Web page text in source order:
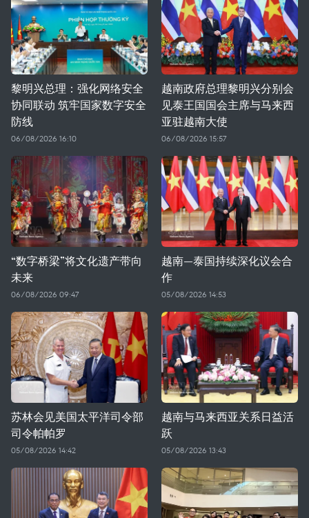
黎明兴总理：强化网络安全
协同联动 筑牢国家数字安全
防线
06/08/2026 16:10
越南政府总理黎明兴分别会
见泰王国国会主席与马来西
亚驻越南大使
06/08/2026 15:57
“数字桥梁”将文化遗产带向
未来
06/08/2026 09:47
越南—泰国持续深化议会合
作
05/08/2026 14:53
苏林会见美国太平洋司令部
司令帕帕罗
05/08/2026 14:42
越南与马来西亚关系日益活
跃
05/08/2026 13:43